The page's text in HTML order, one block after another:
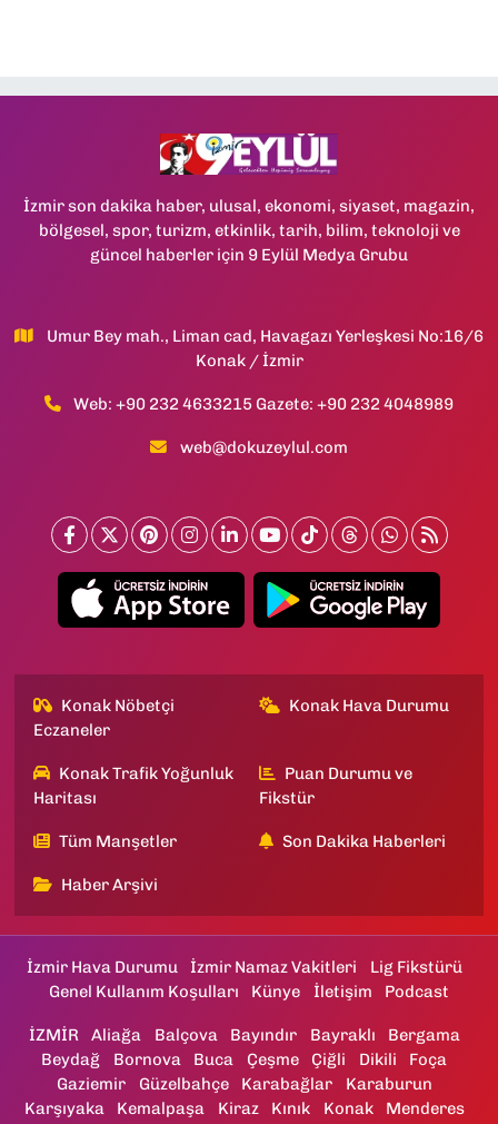
İzmir son dakika haber, ulusal, ekonomi, siyaset, magazin,
bölgesel, spor, turizm, etkinlik, tarih, bilim, teknoloji ve
güncel haberler için 9 Eylül Medya Grubu
Umur Bey mah., Liman cad, Havagazı Yerleşkesi No:16/6
Konak / İzmir
Web: +90 232 4633215 Gazete: +90 232 4048989
web@dokuzeylul.com
Konak Nöbetçi
Eczaneler
Konak Hava Durumu
Konak Trafik Yoğunluk
Haritası
Puan Durumu ve
Fikstür
Tüm Manşetler Son Dakika Haberleri
Haber Arşivi
İzmir Hava Durumu İzmir Namaz Vakitleri
Lig Fikstürü
Genel Kullanım Koşulları
Künye İletişim Podcast
İZMİR Aliağa Balçova Bayındır Bayraklı
Bergama
Beydağ
Bornova Buca Çeşme Çiğli Dikili
Foça
Gaziemir
Güzelbahçe Karabağlar
Karaburun
Karşıyaka
Kemalpaşa Kiraz Kınık Konak
Menderes